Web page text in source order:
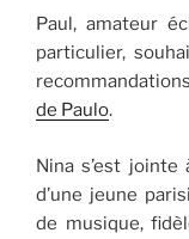
Paul, amateur
particulier,
de Paulo.
Nina s’est
d’une jeune
de musique,